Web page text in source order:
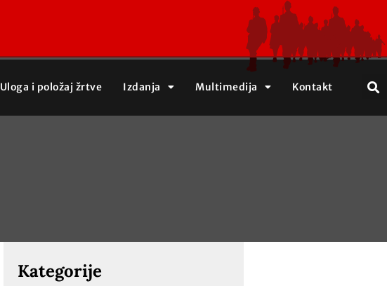
Uloga i položaj žrtve Izdanja Multimedija Kontakt
Kategorije